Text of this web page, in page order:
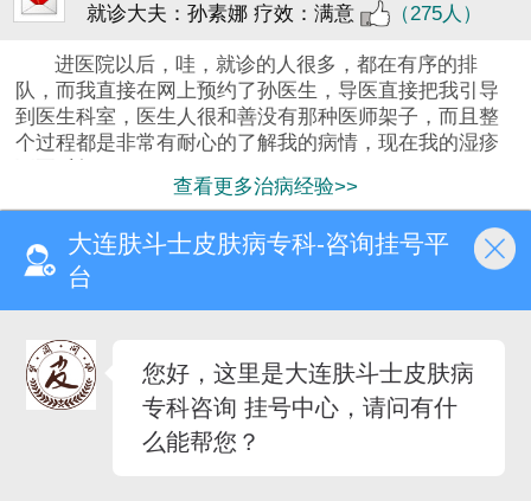
就诊大夫：孙素娜 疗效：满意 （275人）
进医院以后，哇，就诊的人很多，都在有序的排
队，而我直接在网上预约了孙医生，导医直接把我引导
到医生科室，医生人很和善没有那种医师架子，而且整
个过程都是非常有耐心的了解我的病情，现在我的湿疹
查看更多治病经验>>
首页
医院简介 预约挂号 来院路线
健康热线：13162109200
医院地址：大连市中山区昆明街92、94、96、82号。
大连肤斗士皮肤病专科-咨询挂号平
台
您好，这里是大连肤斗士皮肤病
专科咨询 挂号中心，请问有什
么能帮您？